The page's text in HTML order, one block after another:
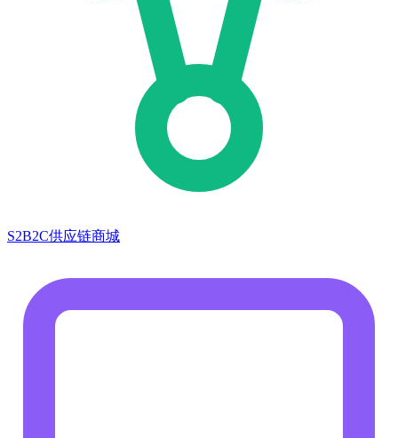
S2B2C供应链商城